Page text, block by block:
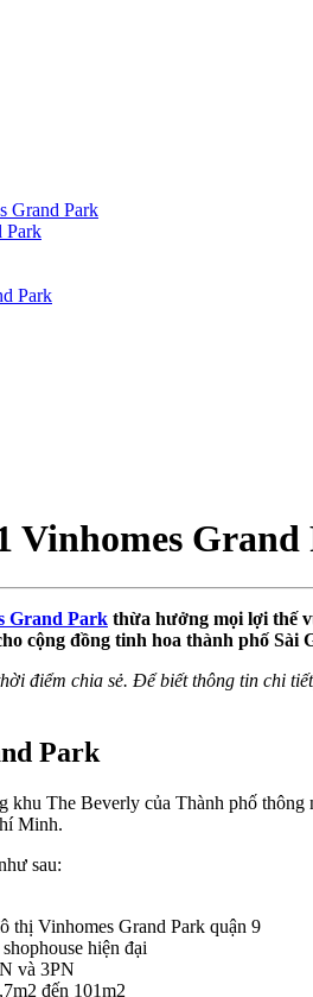
Grand Park
Park
Park
Vinhomes Grand
Grand Park thừa hưởng mọi lợi thế
cộng đồng tinh hoa thành phố Sài
điểm chia sẻ. Để biết thông tin chi
Park
khu The Beverly của Thành phố
Minh.
sau:
thị Vinhomes Grand Park quận 9
hiện đại
và 3PN
đến 101m2